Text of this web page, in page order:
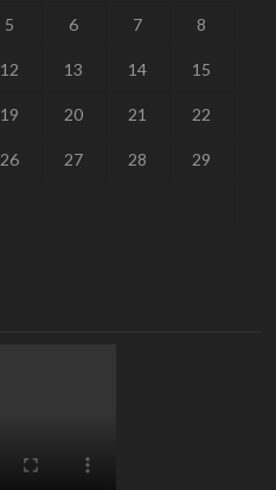
5 6 7 8
12 13 14 15
19 20 21 22
26 27 28 29